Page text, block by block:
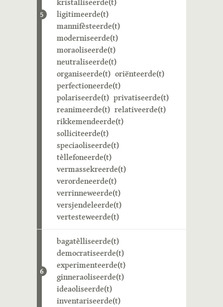
5
ligitimeerde(t)
mannifèsteerde(t)
moderniseerde(t)
moraoliseerde(t)
neutraliseerde(t)
organiseerde(t) oriënteerde(t)
perfectioneerde(t)
polariseerde(t) privatiseerde(t)
reanimeerde(t) relativeerde(t)
rikkemendeerde(t)
solliciteerde(t)
speciaoliseerde(t)
tèllefoneerde(t)
vermassekreerde(t)
verordeneerde(t)
verrinneweerde(t)
versjendeleerde(t)
vertesteweerde(t)
6
bagatèlliseerde(t)
democratiseerde(t)
experimenteerde(t)
ginneraoliseerde(t)
ideaoliseerde(t)
inventariseerde(t)